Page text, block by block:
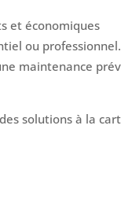
et économiques
ou professionnel.
maintenance
solutions à la